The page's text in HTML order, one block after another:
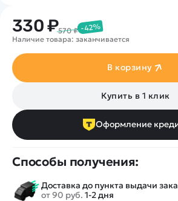
330 ₽570 ₽ -42%
Наличие товара: заканчивается
В корзину
Купить в 1 клик
Оформление
Способы получения:
Доставка до пункта выдачи
от 90 руб. 1-2 дня
Роботы
Самолеты
Сборные модели
Детские электромобили
Железные дороги
Конструкторы
Запчасти для моделей
Обзор квадрокоптеров
Аренда Квадрокоптеров
Покупка в кредит
Оплата и доставка
Отследить заказ
Оплата на сайте